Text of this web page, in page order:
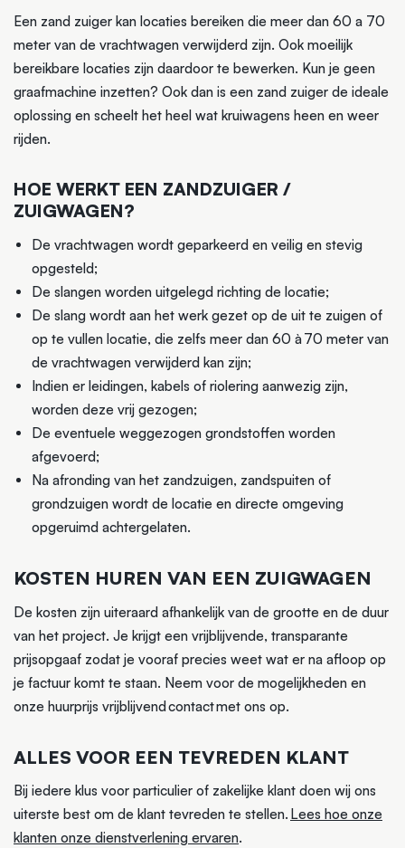
Een zand zuiger kan locaties bereiken die meer dan 60 a 70
meter van de vrachtwagen verwijderd zijn. Ook moeilijk
bereikbare locaties zijn daardoor te bewerken. Kun je geen
graafmachine inzetten? Ook dan is een zand zuiger de ideale
oplossing en scheelt het heel wat kruiwagens heen en weer
rijden.
HOE WERKT EEN ZANDZUIGER /
ZUIGWAGEN?
De vrachtwagen wordt geparkeerd en veilig en stevig
opgesteld;
De slangen worden uitgelegd richting de locatie;
De slang wordt aan het werk gezet op de uit te zuigen of
op te vullen locatie, die zelfs meer dan 60 à 70 meter van
de vrachtwagen verwijderd kan zijn;
Indien er leidingen, kabels of riolering aanwezig zijn,
worden deze vrij gezogen;
De eventuele weggezogen grondstoffen worden
afgevoerd;
Na afronding van het zandzuigen, zandspuiten of
grondzuigen wordt de locatie en directe omgeving
opgeruimd achtergelaten.
KOSTEN HUREN VAN EEN ZUIGWAGEN
De kosten zijn uiteraard afhankelijk van de grootte en de duur
van het project. Je krijgt een vrijblijvende, transparante
prijsopgaaf zodat je vooraf precies weet wat er na afloop op
je factuur komt te staan. Neem voor de mogelijkheden en
onze huurprijs vrijblijvend contact met ons op.
ALLES VOOR EEN TEVREDEN KLANT
Bij iedere klus voor particulier of zakelijke klant doen wij ons
uiterste best om de klant tevreden te stellen. Lees hoe onze
klanten onze dienstverlening ervaren.